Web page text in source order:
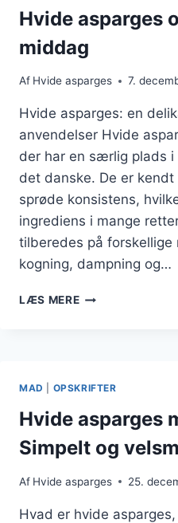
Hvide asparges
middag
Af Hvide asparges 7.
Hvide asparges: en
anvendelser Hvide
der har en særlig plads
det danske. De er
sprøde konsistens,
ingrediens i mange
tilberedes på forskellige
kogning, dampning og…
LÆS MEREHVIDE
MAD OPSKRIFTER
Hvide asparges
Simpelt og
Af Hvide asparges 25.
Hvad er hvide